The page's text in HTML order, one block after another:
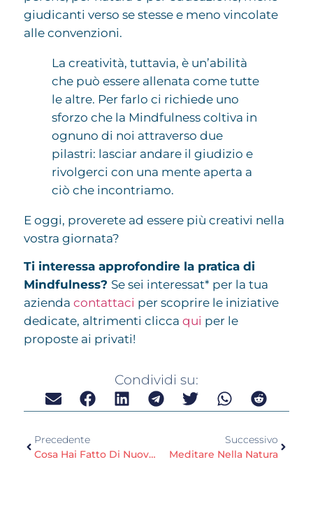
giudicanti verso se stesse e meno vincolate
alle convenzioni.
La creatività, tuttavia, è un’abilità
che può essere allenata come tutte
le altre. Per farlo ci richiede uno
sforzo che la Mindfulness coltiva in
ognuno di noi attraverso due
pilastri: lasciar andare il giudizio e
rivolgerci con una mente aperta a
ciò che incontriamo.
E oggi, proverete ad essere più creativi nella
vostra giornata?
Ti interessa approfondire la pratica di
Mindfulness? Se sei interessat* per la tua
azienda contattaci per scoprire le iniziative
dedicate, altrimenti clicca qui per le
proposte ai privati!
Condividi su:
Precedente
Cosa Hai Fatto Di Nuovo Negli Ultimi Giorni?
Successivo
Meditare Nella Natura